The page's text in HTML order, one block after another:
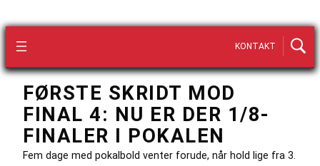
KONTAKT
FØRSTE SKRIDT MOD
FINAL 4: NU ER DER 1/8-
FINALER I POKALEN
Fem dage med pokalbold venter forude, når hold lige fra 3.